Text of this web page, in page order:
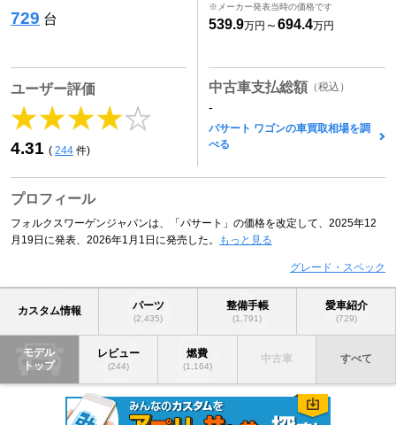
729 台
ユーザー評価
4.31 ( 244 件)
※メーカー発表当時の価格です
539.9万円 ～694.4万円
中古車支払総額 （税込）
-
パサート ワゴンの車買取相場を調
べる
プロフィール
フォルクスワーゲンジャパンは、「パサート」の価格を改定して、2025年12
月19日に発表、2026年1月1日に発売した。
もっと見る
グレード・スペック
カスタム情報 パーツ
(2,435)
整備手帳
(1,791)
愛車紹介
(729)
モデル
トップ
レビュー
(244)
燃費
(1,164)
中古車 すべて